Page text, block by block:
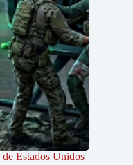
Estados Unidos